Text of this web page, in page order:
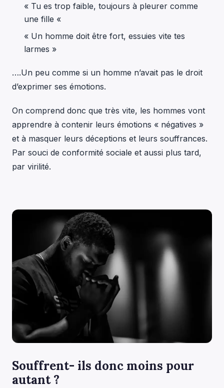
« Tu es trop faible, toujours à pleurer comme
une fille «
« Un homme doit être fort, essuies vite tes
larmes »
….Un peu comme si un homme n’avait pas le droit
d’exprimer ses émotions.
On comprend donc que très vite, les hommes vont
apprendre à contenir leurs émotions « négatives »
et à masquer leurs déceptions et leurs souffrances.
Par souci de conformité sociale et aussi plus tard,
par virilité.
Souffrent- ils donc moins pour
autant ?